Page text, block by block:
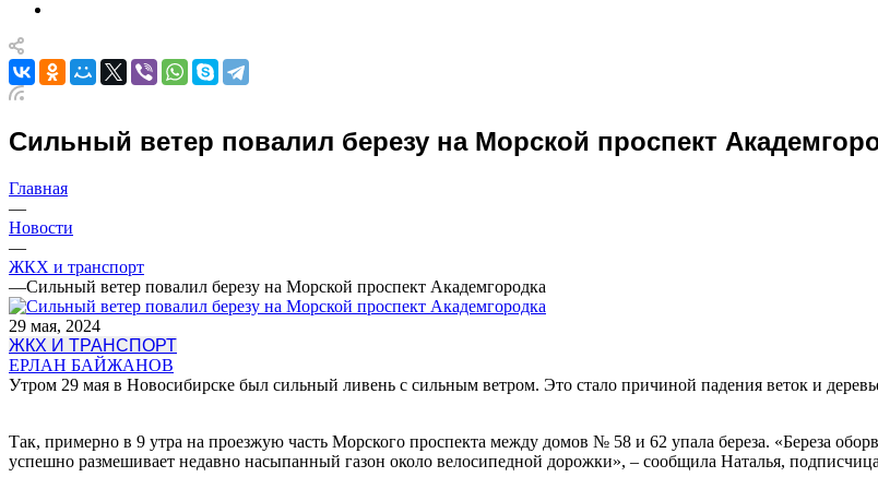
Сильный ветер повалил березу на Морской проспект
Главная
—
Новости
—
ЖКХ и транспорт
—Сильный ветер повалил березу на Морской проспект Академгородка
29 мая, 2024
ЖКХ И ТРАНСПОРТ
ЕРЛАН БАЙЖАНОВ
Утром 29 мая в Новосибирске был сильный ливень с сильным ветром. Это стало причиной падения веток и
Так, примерно в 9 утра на проезжую часть Морского проспекта между домов № 58 и 62 упала береза. «Береза
успешно размешивает недавно насыпанный газон около велосипедной дорожки», – сообщила Наталья,